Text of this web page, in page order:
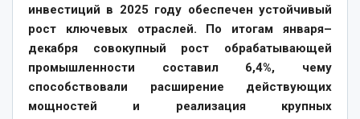
инвестиций в 2025 году обеспечен устойчивый
рост ключевых отраслей. По итогам января–
декабря совокупный рост обрабатывающей
промышленности составил 6,4%, чему
способствовали расширение действующих
мощностей и реализация крупных